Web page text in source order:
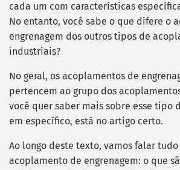
cada um com características
No entanto, você sabe o que difere o
engrenagem dos outros tipos de
industriais?
No geral, os acoplamentos de
pertencem ao grupo dos
você quer saber mais sobre esse tipo
em específico, está no artigo certo.
Ao longo deste texto, vamos falar tudo
acoplamento de engrenagem: o que